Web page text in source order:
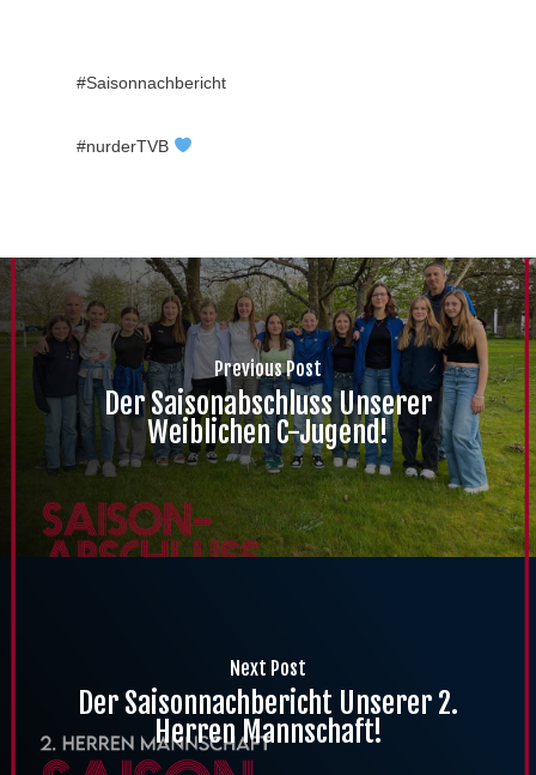
#Saisonnachbericht
#nurderTVB
Previous Post
Der Saisonabschluss Unserer
Weiblichen C-Jugend!
Next Post
Der Saisonnachbericht Unserer 2.
Herren Mannschaft!